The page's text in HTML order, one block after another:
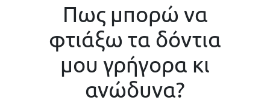
Πως μπορώ να
φτιάξω τα δόντια
μου γρήγορα κι
ανώδυνα?